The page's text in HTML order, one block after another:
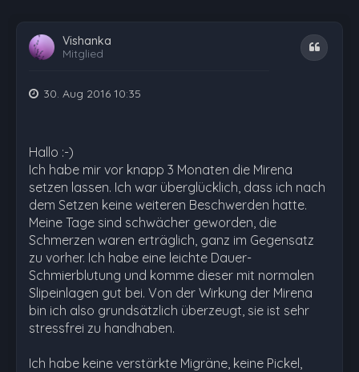
Vishanka
Mitglied
Zitat
30. Aug 2016 10:35
Hallo :-)
Ich habe mir vor knapp 3 Monaten die Mirena
setzen lassen. Ich war überglücklich, dass ich nach
dem Setzen keine weiteren Beschwerden hatte.
Meine Tage sind schwächer geworden, die
Schmerzen waren erträglich, ganz im Gegensatz
zu vorher. Ich habe eine leichte Dauer-
Schmierblutung und komme dieser mit normalen
Slipeinlagen gut bei. Von der Wirkung der Mirena
bin ich also grundsätzlich überzeugt, sie ist sehr
stressfrei zu handhaben.
Ich habe keine verstärkte Migräne, keine Pickel,